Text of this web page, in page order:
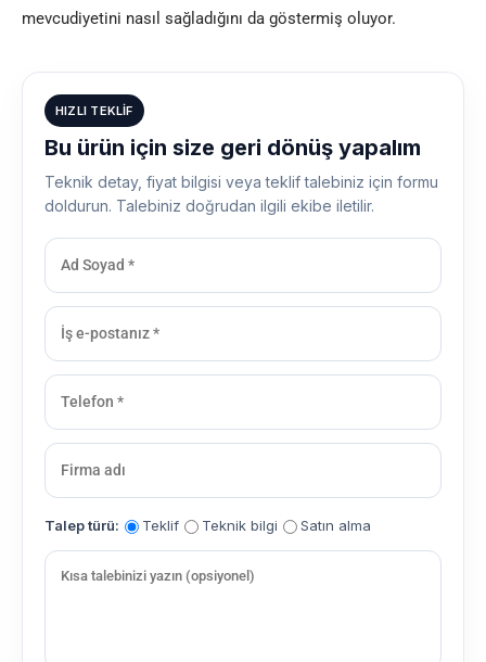
mevcudiyetini nasıl sağladığını da göstermiş oluyor.
HIZLI TEKLIF
Bu ürün için size geri dönüş yapalım
Teknik detay, fiyat bilgisi veya teklif talebiniz için formu
doldurun. Talebiniz doğrudan ilgili ekibe iletilir.
Talep türü: Teklif Teknik bilgi Satın alma